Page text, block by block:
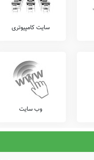
در چشم ما بگو
به همین جهت ممکن است در برخی از
دارید عمیقاً خواهشمندیم ما را جهت
سایت کامپیوتری
وب سایت